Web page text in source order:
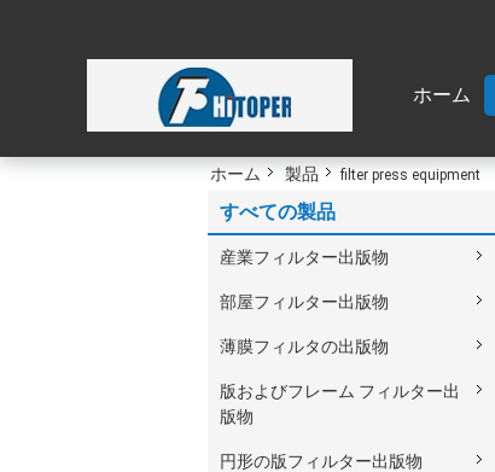
ホーム
ホーム 製品 filter press equipment
すべての製品
産業フィルター出版物
部屋フィルター出版物
薄膜フィルタの出版物
版およびフレーム フィルター出
版物
円形の版フィルター出版物